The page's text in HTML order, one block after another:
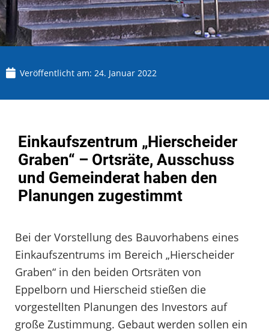
Veröffentlicht am: 24. Januar 2022
Einkaufszentrum „Hierscheider
Graben“ – Ortsräte, Ausschuss
und Gemeinderat haben den
Planungen zugestimmt
Bei der Vorstellung des Bauvorhabens eines
Einkaufszentrums im Bereich „Hierscheider
Graben“ in den beiden Ortsräten von
Eppelborn und Hierscheid stießen die
vorgestellten Planungen des Investors auf
große Zustimmung. Gebaut werden sollen ein